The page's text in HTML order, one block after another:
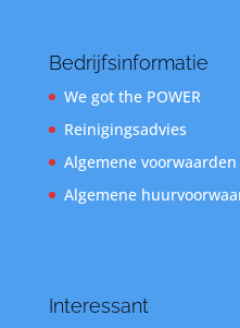
Bedrijfsinformatie
We got the POWER
Reinigingsadvies
Algemene voorwaarden
Algemene
Interessant